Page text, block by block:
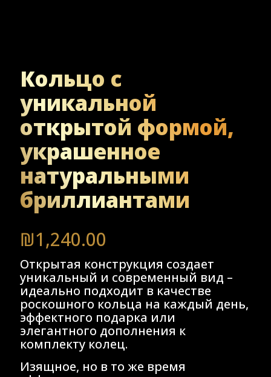
Кольцо с
уникальной
открытой формой,
украшенное
натуральными
бриллиантами
₪1,240.00
Открытая конструкция создает
уникальный и современный вид –
идеально подходит в качестве
роскошного кольца на каждый день,
эффектного подарка или
элегантного дополнения к
комплекту колец.
Изящное, но в то же время